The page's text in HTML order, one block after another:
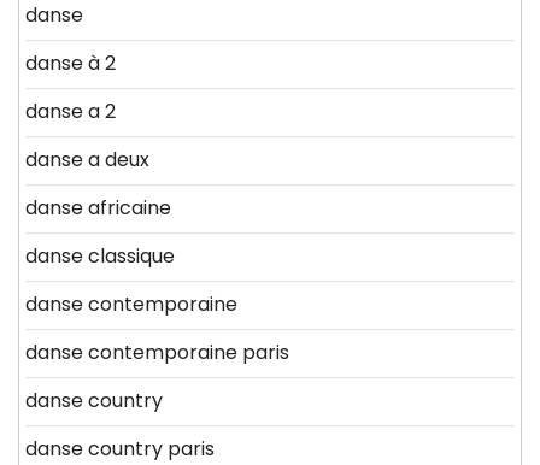
danse
danse à 2
danse a 2
danse a deux
danse africaine
danse classique
danse contemporaine
danse contemporaine paris
danse country
danse country paris